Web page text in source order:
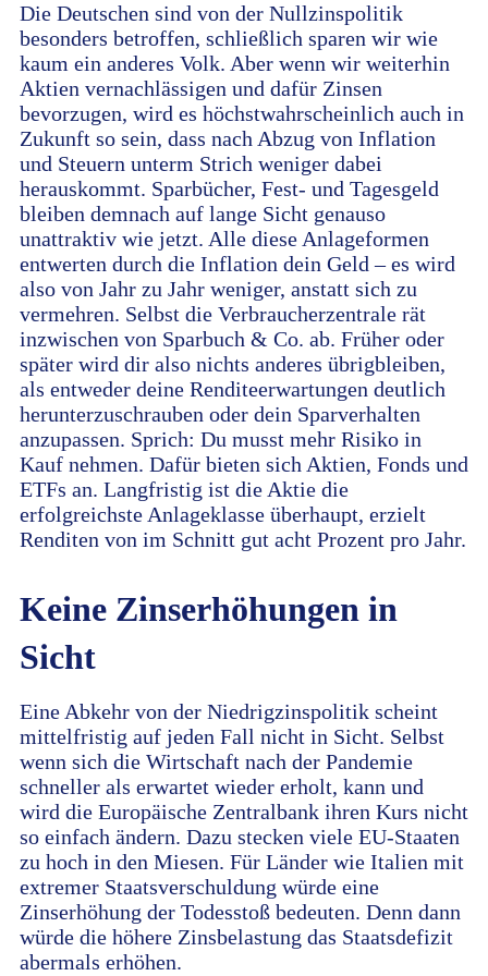
Die Deutschen sind von der Nullzinspolitik
besonders betroffen, schließlich sparen wir wie
kaum ein anderes Volk. Aber wenn wir weiterhin
Aktien vernachlässigen und dafür Zinsen
bevorzugen, wird es höchstwahrscheinlich auch in
Zukunft so sein, dass nach Abzug von Inflation
und Steuern unterm Strich weniger dabei
herauskommt. Sparbücher, Fest- und Tagesgeld
bleiben demnach auf lange Sicht genauso
unattraktiv wie jetzt. Alle diese Anlageformen
entwerten durch die Inflation dein Geld – es wird
also von Jahr zu Jahr weniger, anstatt sich zu
vermehren. Selbst die Verbraucherzentrale rät
inzwischen von Sparbuch & Co. ab. Früher oder
später wird dir also nichts anderes übrigbleiben,
als entweder deine Renditeerwartungen deutlich
herunterzuschrauben oder dein Sparverhalten
anzupassen. Sprich: Du musst mehr Risiko in
Kauf nehmen. Dafür bieten sich Aktien, Fonds und
ETFs an. Langfristig ist die Aktie die
erfolgreichste Anlageklasse überhaupt, erzielt
Renditen von im Schnitt gut acht Prozent pro Jahr.
Keine Zinserhöhungen in
Sicht
Eine Abkehr von der Niedrigzinspolitik scheint
mittelfristig auf jeden Fall nicht in Sicht. Selbst
wenn sich die Wirtschaft nach der Pandemie
schneller als erwartet wieder erholt, kann und
wird die Europäische Zentralbank ihren Kurs nicht
so einfach ändern. Dazu stecken viele EU-Staaten
zu hoch in den Miesen. Für Länder wie Italien mit
extremer Staatsverschuldung würde eine
Zinserhöhung der Todesstoß bedeuten. Denn dann
würde die höhere Zinsbelastung das Staatsdefizit
abermals erhöhen.